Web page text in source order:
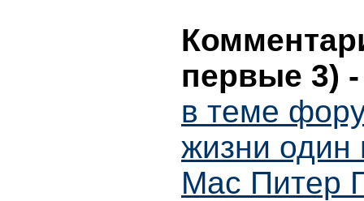
первые 3)
в теме
жизни один
Mac Питер